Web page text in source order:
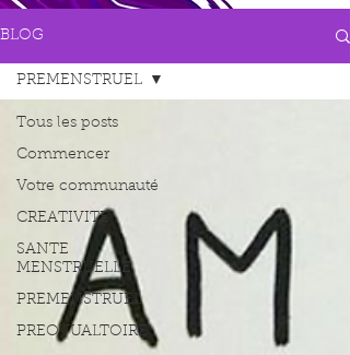
BLOG
Tous les posts
Commencer
Votre communauté
CREATIVITE
SANTE
MENSTRUELLE
PREMENSTRUEL
PREOVUALTOIRE
PREMENSTRUEL